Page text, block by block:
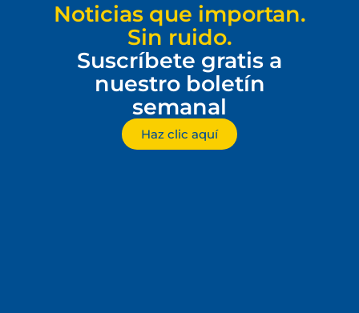
Noticias que importan.
Sin ruido.
Suscríbete gratis a
nuestro boletín
semanal
Haz clic aquí